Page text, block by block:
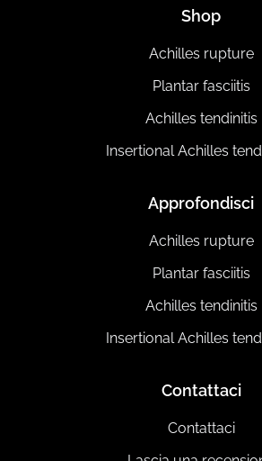
Shop
Achilles rupture
Plantar fasciitis
Achilles tendinitis
Insertional Achilles
Approfondisci
Achilles rupture
Plantar fasciitis
Achilles tendinitis
Insertional Achilles
Contattaci
Contattaci